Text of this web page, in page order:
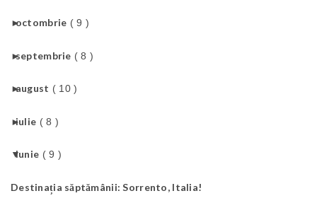
►
octombrie ( 9 )
►
septembrie ( 8 )
►
august ( 10 )
►
iulie ( 8 )
▼
iunie ( 9 )
Destinația săptămânii: Sorrento, Italia!